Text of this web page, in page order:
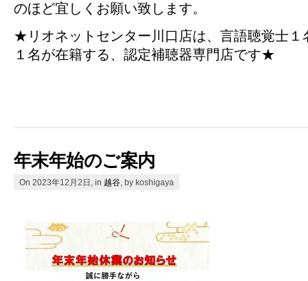
のほど宜しくお願い致します。
★リオネットセンター川口店は、言語聴覚士１
１名が在籍する、認定補聴器専門店です★
年末年始のご案内
On 2023年12月2日, in 越谷 , by koshigaya